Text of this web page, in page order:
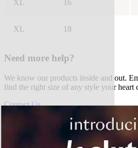
XL 16
XL 18
Need more help?
We know our products inside and out.
find the right size of any style your heart
Contact Us